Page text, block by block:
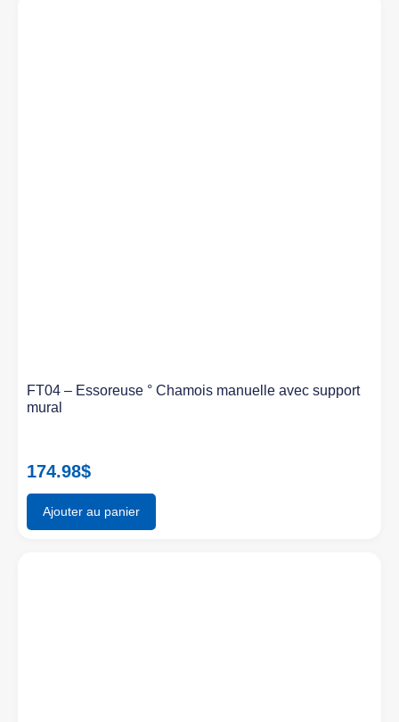
FT04 – Essoreuse ° Chamois manuelle avec support
mural
174.98$
Ajouter au panier